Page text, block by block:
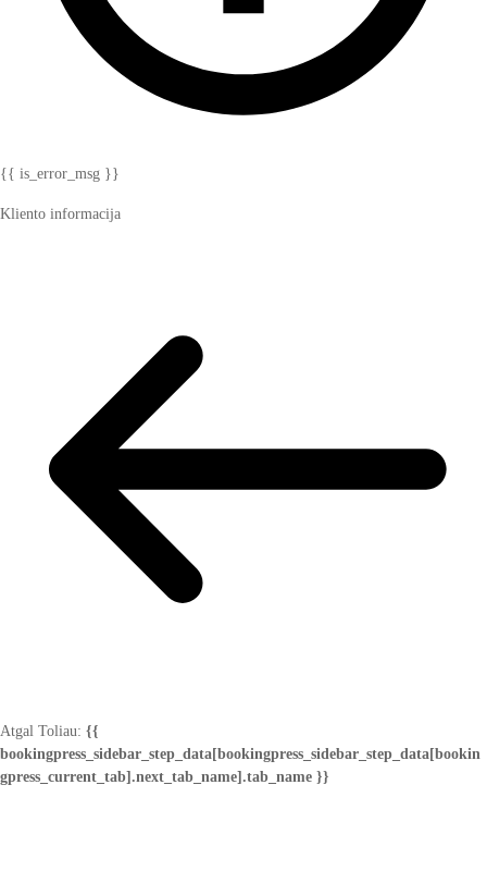
{{ is_error_msg }}
Kliento informacija
Atgal Toliau: {{
bookingpress_sidebar_step_data[bookingpress_sidebar_step_data[bookin
gpress_current_tab].next_tab_name].tab_name }}